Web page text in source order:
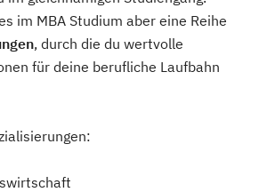
im MBA Studium aber eine Reihe
, durch die du wertvolle
für deine berufliche Laufbahn